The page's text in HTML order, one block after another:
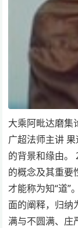
大乘阿毗达磨集
广超法师主讲
的背景和缘由。
的概念及其重要
才能称为知“道”
面的阐释，归纳
满与不圆满、庄